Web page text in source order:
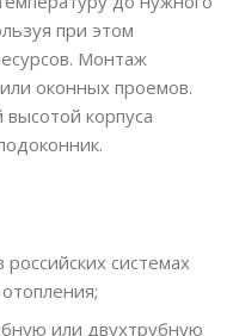
при этом
Монтаж
оконных проемов.
корпуса
системах
или двухтрубную